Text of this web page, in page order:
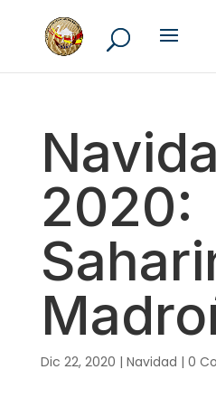
2020:
Dic 22, 2020 | Navidad | 0